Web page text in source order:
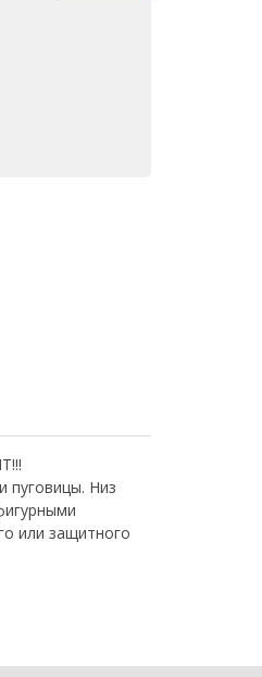
пуговицы. Низ
или защитного